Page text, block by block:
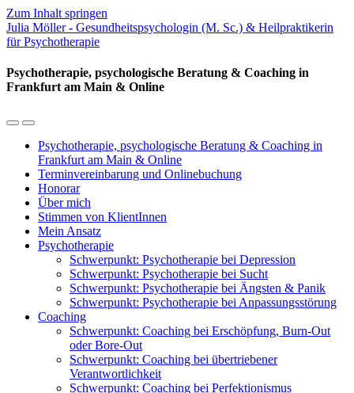
Zum Inhalt springen
Julia Möller - Gesundheitspsychologin (M. Sc.) & Heilpraktikerin
für Psychotherapie
Psychotherapie, psychologische Beratung & Coaching in
Frankfurt am Main & Online
Mobil-
umschalten
Suchfeld
umschalten
Psychotherapie, psychologische Beratung & Coaching in
Frankfurt am Main & Online
Terminvereinbarung und Onlinebuchung
Honorar
Über mich
Stimmen von KlientInnen
Mein Ansatz
Psychotherapie
Schwerpunkt: Psychotherapie bei Depression
Schwerpunkt: Psychotherapie bei Sucht
Schwerpunkt: Psychotherapie bei Ängsten & Panik
Schwerpunkt: Psychotherapie bei Anpassungsstörung
Coaching
Schwerpunkt: Coaching bei Erschöpfung, Burn-Out
oder Bore-Out
Schwerpunkt: Coaching bei übertriebener
Verantwortlichkeit
Schwerpunkt: Coaching bei Perfektionismus